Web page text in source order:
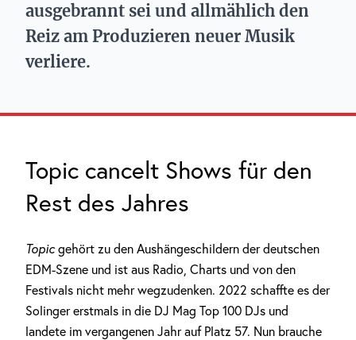
ausgebrannt sei und allmählich den
Reiz am Produzieren neuer Musik
verliere.
Topic cancelt Shows für den
Rest des Jahres
Topicgehört zu den Aushängeschildern der deutschen
EDM-Szene und ist aus Radio, Charts und von den
Festivals nicht mehr wegzudenken. 2022 schaffte es der
Solinger erstmals in die DJ Mag Top 100 DJs und
landete im vergangenen Jahr auf Platz 57. Nun brauche